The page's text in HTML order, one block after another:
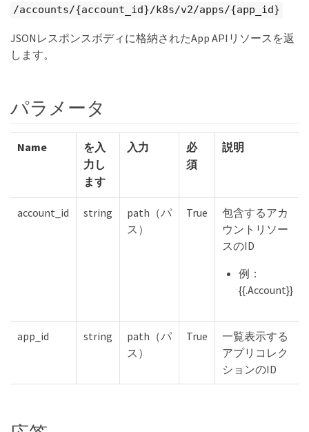
/accounts/{account_id}/k8s/v2/apps/{app_id}
JSONレスポンスボディに格納されたApp APIリソースを返
します。
パラメータ
Name
を入
力し
ます
入力
必
須
説明
account_id string
path（パ
ス）
True
包含するアカ
ウントリソー
スのID
例：
{{.Account}}
app_id string
path（パ
ス）
True
一覧表示する
アプリコレク
ションのID